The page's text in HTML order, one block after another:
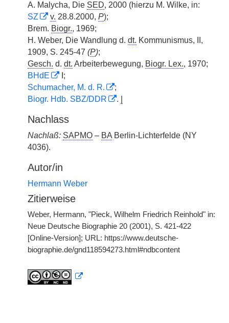
A. Malycha, Die SED, 2000 (hierzu M. Wilke, in:
SZ
v. 28.8.2000, P);
Brem. Biogr., 1969;
H. Weber, Die Wandlung d. dt. Kommunismus, II,
1909, S. 245-47 (P);
Gesch. d. dt. Arbeiterbewegung, Biogr. Lex., 1970;
BHdE
I;
Schumacher, M. d. R.
;
Biogr. Hdb. SBZ/DDR
.
Nachlass
Nachlaß: SAPMO – BA Berlin-Lichterfelde (NY
4036).
Autor/in
Hermann Weber
Zitierweise
Weber, Hermann, "Pieck, Wilhelm Friedrich Reinhold" in:
Neue Deutsche Biographie 20 (2001), S. 421-422
[Online-Version]; URL: https://www.deutsche-
biographie.de/gnd118594273.html#ndbcontent